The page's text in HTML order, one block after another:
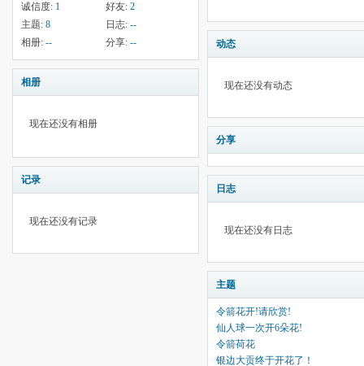
诚信度: 1 好友: 2
主题: 8 日志: --
相册: -- 分享: --
相册
现在还没有相册
记录
现在还没有记录
动态
现在还没有动态
分享
日志
现在还没有日志
主题
令箭花开!请欣赏!
仙人球一次开6朵花!
令箭荷花
银边大贡终于开花了！